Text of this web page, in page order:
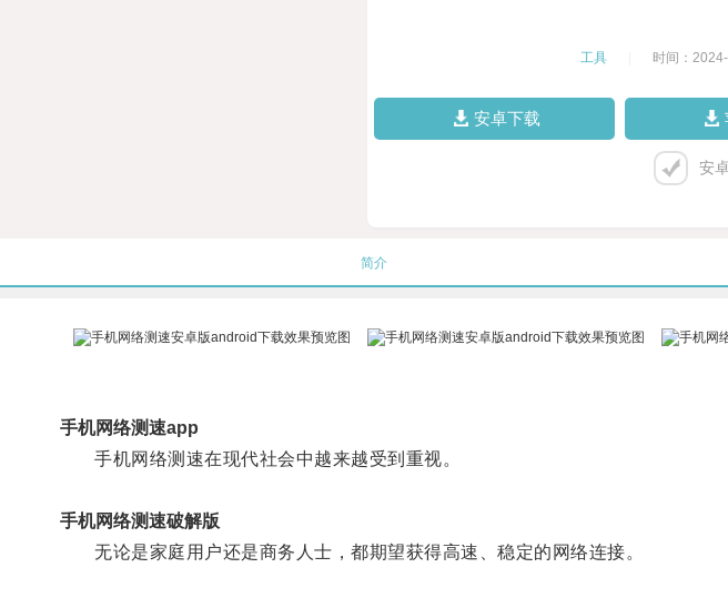
工具 时间：
安卓下载
安
简介
手机网络测速app
手机网络测速在现代社会中越来越受到重视。
手机网络测速破解版
无论是家庭用户还是商务人士，都期望获得高速、稳定的网络连接。